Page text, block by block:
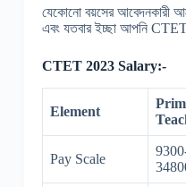
যেকোনো বয়সের আবেদনকারী
এবং যতবার ইচ্ছা আপনি
CTET 2023 Salary:-
Element
Pay Scale